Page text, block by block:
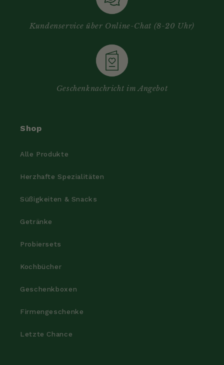
Kundenservice über Online-Chat (8-20 Uhr)
Geschenknachricht im Angebot
Shop
Alle Produkte
Herzhafte Spezialitäten
Süßigkeiten & Snacks
Getränke
Probiersets
Kochbücher
Geschenkboxen
Firmengeschenke
Letzte Chance